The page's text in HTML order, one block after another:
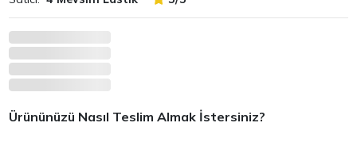
Ürününüzü Nasıl Teslim Almak İstersiniz?